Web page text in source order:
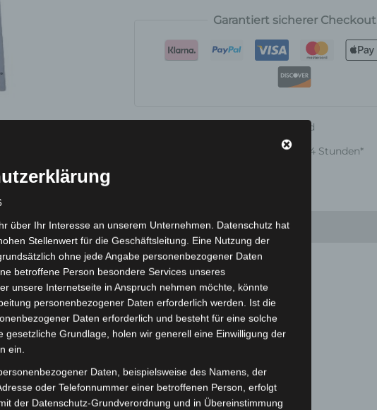
Garantiert sicherer Checkout
Kostenloser Versand
Versandfertig innerhalb 24 Stunden*
No: 10
über Ihr Interesse an unserem Unternehmen. Datenschutz hat
Stellenwert für die Geschäftsleitung. Eine Nutzung der
ohne jede Angabe personenbezogener Daten
betroffene Person besondere Services unseres
unsere Internetseite in Anspruch nehmen möchte, könnte
personenbezogener Daten erforderlich werden. Ist die
Daten erforderlich und besteht für eine solche
gesetzliche Grundlage, holen wir generell eine Einwilligung der
ein.
Daten, beispielsweise des Namens, der
oder Telefonnummer einer betroffenen Person, erfolgt
der Datenschutz-Grundverordnung und in Übereinstimmung